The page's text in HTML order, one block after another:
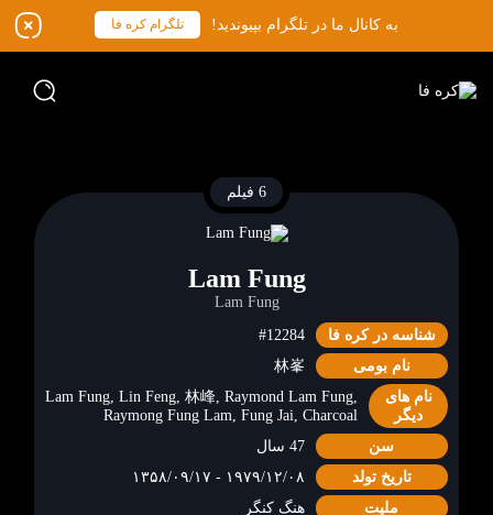
به کانال ما در تلگرام بپیوندید! تلگرام کره فا
6 فیلم
Lam Fung
Lam Fung
شناسه در کره فا
#12284
نام بومی
林峯
نام های
دیگر
Lam Fung, Lin Feng, 林峰, Raymond Lam Fung,
Raymong Fung Lam, Fung Jai, Charcoal
سن
47 سال
تاریخ تولد
۱۹۷۹/۱۲/۰۸ - ۱۳۵۸/۰۹/۱۷
ملیت
هنگ کنگر